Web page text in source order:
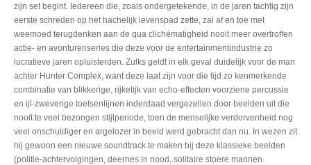
zijn set begint. Iedereen die, zoals ondergetekende, in de jaren tachtig zijn
eerste schreden op het hachelijk levenspad zette, zal af en toe met
weemoed terugdenken aan de qua clichématigheid nooit meer overtroffen
actie- en avonturenseries die deze voor de entertainmentindustrie zo
lucratieve jaren opluisterden. Zulks geldt in elk geval duidelijk voor de man
achter Hunter Complex, want deze laat zijn voor die tijd zo kenmerkende
combinatie van blikkerige, rijkelijk van echo-effecten voorziene percussie
en ijl-zweverige toetsenlijnen inderdaad vergezellen door beelden uit die
nooit te veel bezongen stijlperiode, toen de menselijke verdorvenheid nog
veel onschuldiger en argelozer in beeld werd gebracht dan nu. In wezen zit
hij gewoon een nieuwe soundtrack te maken bij deze klassieke beelden
(politie-achtervolgingen, deernes in nood, solitaire stoere mannen